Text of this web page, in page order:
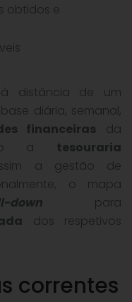
obtidos e
distância de um
diária, semanal,
financeiras da
a tesouraria
a gestão de
o mapa
down para
dos respetivos
correntes